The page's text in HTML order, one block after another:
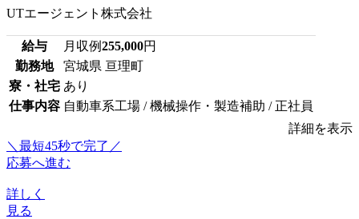
UTエージェント株式会社
給与 月収例255,000円
勤務地
宮城県 亘理町
寮・社宅 あり
仕事内容 自動車系工場 / 機械操作・製造補助 / 正社員
詳細を表示
＼最短45秒で完了／
応募へ進む
詳しく
見る